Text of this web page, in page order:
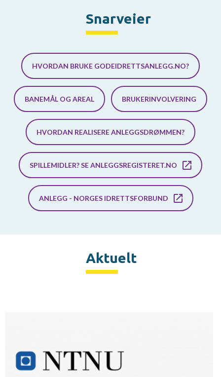
Snarveier
HVORDAN BRUKE GODEIDRETTSANLEGG.NO?
BANEMÅL OG AREAL BRUKERINVOLVERING
HVORDAN REALISERE ANLEGGSDRØMMEN?
SPILLEMIDLER? SE ANLEGGSREGISTERET.NO
ANLEGG - NORGES IDRETTSFORBUND
Aktuelt